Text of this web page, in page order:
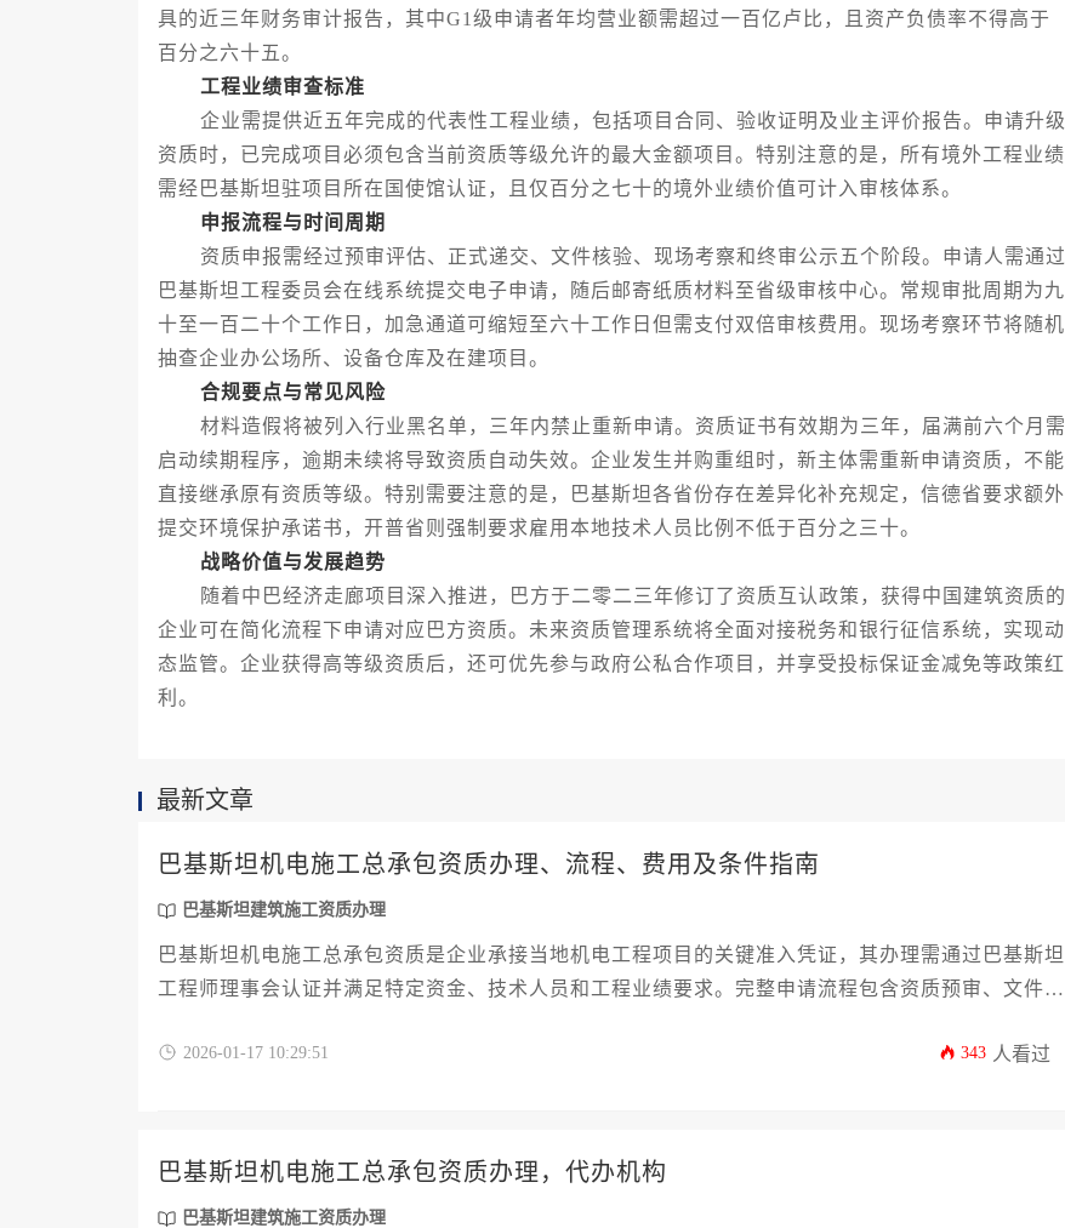
具的近三年财务审计报告，其中G1级申请者年均营业额需超过一百亿卢比，且资产负债率不得高于
百分之六十五。
工程业绩审查标准
企业需提供近五年完成的代表性工程业绩，包括项目合同、验收证明及业主评价报告。申请升级
资质时，已完成项目必须包含当前资质等级允许的最大金额项目。特别注意的是，所有境外工程业绩
需经巴基斯坦驻项目所在国使馆认证，且仅百分之七十的境外业绩价值可计入审核体系。
申报流程与时间周期
资质申报需经过预审评估、正式递交、文件核验、现场考察和终审公示五个阶段。申请人需通过
巴基斯坦工程委员会在线系统提交电子申请，随后邮寄纸质材料至省级审核中心。常规审批周期为九
十至一百二十个工作日，加急通道可缩短至六十工作日但需支付双倍审核费用。现场考察环节将随机
抽查企业办公场所、设备仓库及在建项目。
合规要点与常见风险
材料造假将被列入行业黑名单，三年内禁止重新申请。资质证书有效期为三年，届满前六个月需
启动续期程序，逾期未续将导致资质自动失效。企业发生并购重组时，新主体需重新申请资质，不能
直接继承原有资质等级。特别需要注意的是，巴基斯坦各省份存在差异化补充规定，信德省要求额外
提交环境保护承诺书，开普省则强制要求雇用本地技术人员比例不低于百分之三十。
战略价值与发展趋势
随着中巴经济走廊项目深入推进，巴方于二零二三年修订了资质互认政策，获得中国建筑资质的
企业可在简化流程下申请对应巴方资质。未来资质管理系统将全面对接税务和银行征信系统，实现动
态监管。企业获得高等级资质后，还可优先参与政府公私合作项目，并享受投标保证金减免等政策红
利。
最新文章
巴基斯坦机电施工总承包资质办理、流程、费用及条件指南
巴基斯坦建筑施工资质办理
巴基斯坦机电施工总承包资质是企业承接当地机电工程项目的关键准入凭证，其办理需通过巴基斯坦
工程师理事会认证并满足特定资金、技术人员和工程业绩要求。完整申请流程包含资质预审、文件提
通常需要6-9个月周期。
2026-01-17 10:29:51 343 人看过
巴基斯坦机电施工总承包资质办理，代办机构
巴基斯坦建筑施工资质办理